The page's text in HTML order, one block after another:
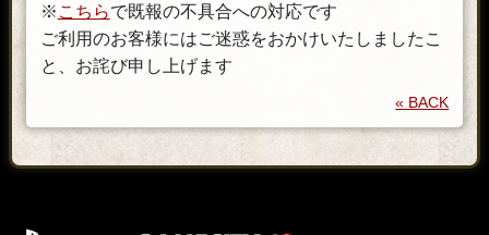
※ こちらで既報の不具合への対応です
ご利用のお客様にはご迷惑をおかけいたしましたこ
と、お詫び申し上げます
« BACK